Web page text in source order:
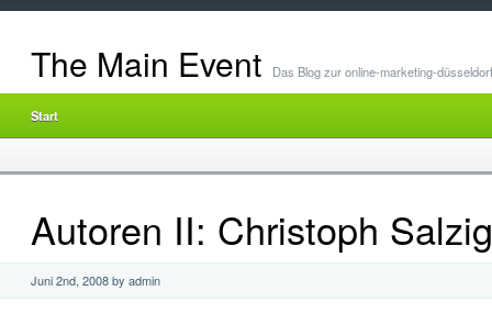
The Main Event Das Blog zur online-marketing-düsseldorf
Start
Autoren II: Christoph
Juni 2nd, 2008 by admin